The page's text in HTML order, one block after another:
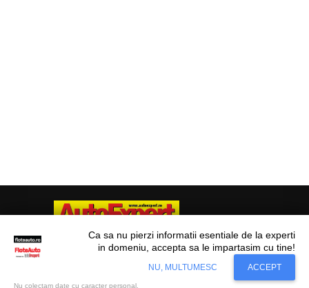
© Flote Auto. Toate drepturile rezervate.
JuridicFinanciarAnalize De Piață Transporturi
Situl nostru utilizeaza cookies. Ce inseamna
Accept
Ca sa nu pierzi informatii esentiale de la experti
in domeniu, accepta sa le impartasim cu tine!
NU, MULTUMESC ACCEPT
Nu colectam date cu caracter personal.